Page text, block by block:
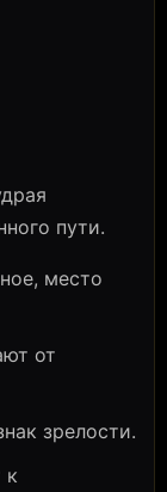
пути.
место
от
зрелости.
к